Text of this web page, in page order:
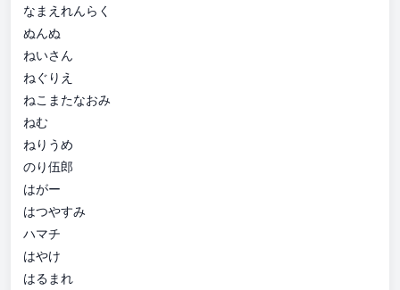
なまえれんらく
ぬんぬ
ねいさん
ねぐりえ
ねこまたなおみ
ねむ
ねりうめ
のり伍郎
はがー
はつやすみ
ハマチ
はやけ
はるまれ